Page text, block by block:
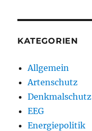
KATEGORIEN
Allgemein
Artenschutz
Denkmalschutz
EEG
Energiepolitik